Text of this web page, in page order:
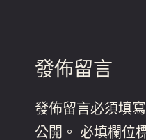
發佈留言
發佈留言必須填
公開。 必填欄位